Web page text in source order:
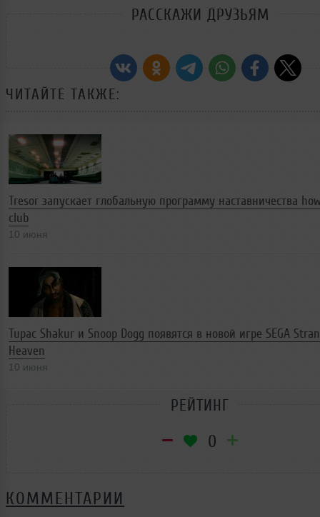
РАССКАЖИ ДРУЗЬЯМ
ЧИТАЙТЕ ТАКЖЕ:
Tresor запускает глобальную программу наставничества
club
10 июня
Tupac Shakur и Snoop Dogg появятся в новой игре SEGA
Heaven
10 июня
РЕЙТИНГ
0
КОММЕНТАРИИ